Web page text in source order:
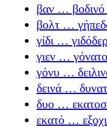
βαν … βοδινό
βολτ …
γίδι …
γιεν …
γόνυ …
δεινά …
δυο …
εκατό …